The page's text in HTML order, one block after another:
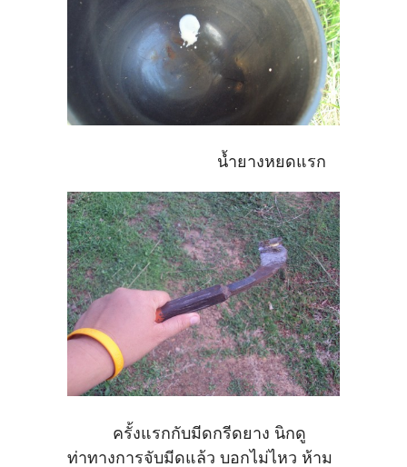
น้ำยางหยดแรก
ครั้งแรกกับมีดกรีดยาง นิกดู
ท่าทางการจับมีดแล้ว บอกไม่ไหว ห้าม